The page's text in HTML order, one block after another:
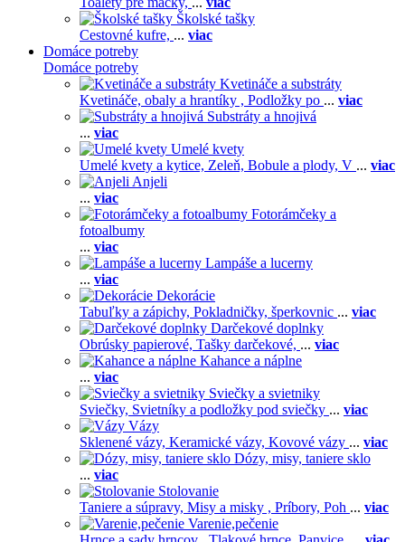
Školské tašky
Cestovné kufre, ... viac
Domáce potreby
Domáce potreby
Kvetináče a substráty
Kvetináče, obaly a hrantíky , Podložky po ... viac
Substráty a hnojivá
... viac
Umelé kvety
Umelé kvety a kytice, Zeleň, Bobule a plody, V ... viac
Anjeli
... viac
Fotorámčeky a
fotoalbumy
... viac
Lampáše a lucerny
... viac
Dekorácie
Tabuľky a zápichy, Pokladničky, šperkovnic ... viac
Darčekové doplnky
Obrúsky papierové, Tašky darčekové, ... viac
Kahance a náplne
... viac
Sviečky a svietniky
Sviečky, Svietníky a podložky pod sviečky ... viac
Vázy
Sklenené vázy, Keramické vázy, Kovové vázy ... viac
Dózy, misy, taniere sklo
... viac
Stolovanie
Taniere a súpravy, Misy a misky , Príbory, Poh ... viac
Varenie,pečenie